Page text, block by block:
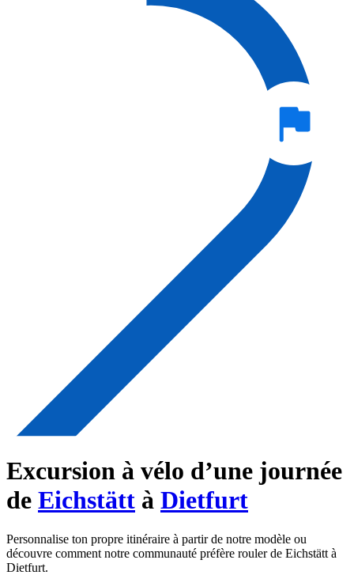
Excursion à vélo d’une journée
de Eichstätt à Dietfurt
Personnalise ton propre itinéraire à partir de notre modèle ou
découvre comment notre communauté préfère rouler de Eichstätt à
Dietfurt.